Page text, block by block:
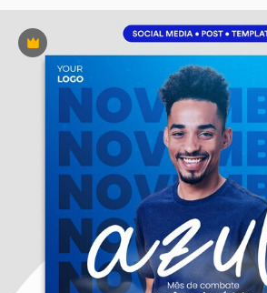
Premium